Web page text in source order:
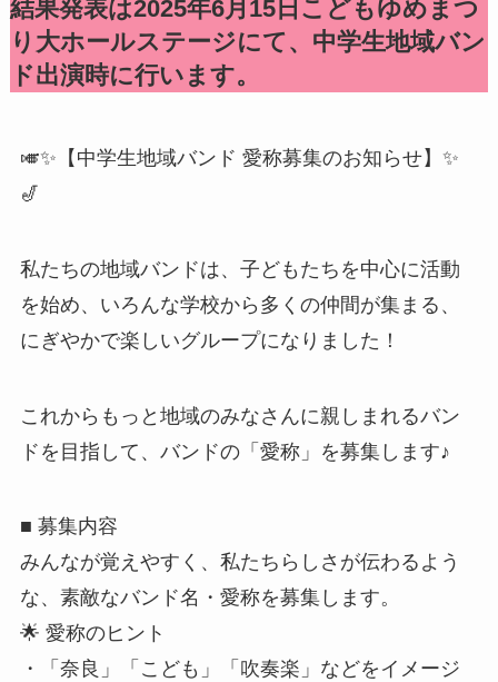
結果発表は2025年6月15日こどもゆめまつ
り大ホールステージにて、中学生地域バン
ド出演時に行います。
🎺✨【中学生地域バンド 愛称募集のお知らせ】✨
🎷
私たちの地域バンドは、子どもたちを中心に活動
を始め、いろんな学校から多くの仲間が集まる、
にぎやかで楽しいグループになりました！
これからもっと地域のみなさんに親しまれるバン
ドを目指して、バンドの「愛称」を募集します♪
■ 募集内容
みんなが覚えやすく、私たちらしさが伝わるよう
な、素敵なバンド名・愛称を募集します。
🌟 愛称のヒント
・「奈良」「こども」「吹奏楽」などをイメージ